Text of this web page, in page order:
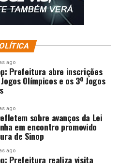
ago
Prefeitura abre inscrições
Olímpicos e os 3º Jogos
ago
sobre avanços da Lei
em encontro promovido
de Sinop
ago
Prefeitura realiza visita